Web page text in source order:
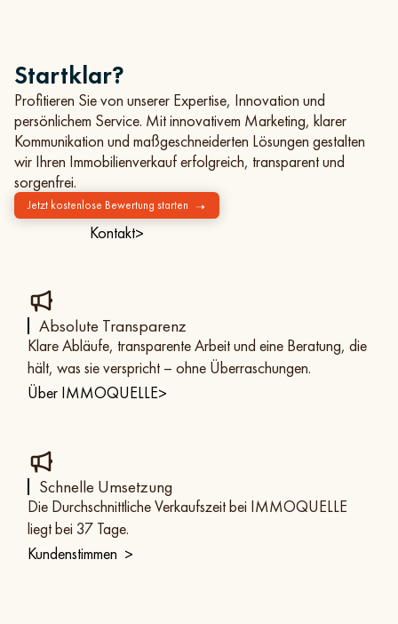
Startklar?
Profitieren Sie von unserer Expertise, Innovation und
persönlichem Service. Mit innovativem Marketing, klarer
Kommunikation und maßgeschneiderten Lösungen gestalten
wir Ihren Immobilienverkauf erfolgreich, transparent und
sorgenfrei.
Jetzt kostenlose Bewertung starten ➝
Kontakt>
Absolute Transparenz
Klare Abläufe, transparente Arbeit und eine Beratung, die
hält, was sie verspricht – ohne Überraschungen.
Über IMMOQUELLE>
Schnelle Umsetzung
Die Durchschnittliche Verkaufszeit bei IMMOQUELLE
liegt bei 37 Tage.
Kundenstimmen >